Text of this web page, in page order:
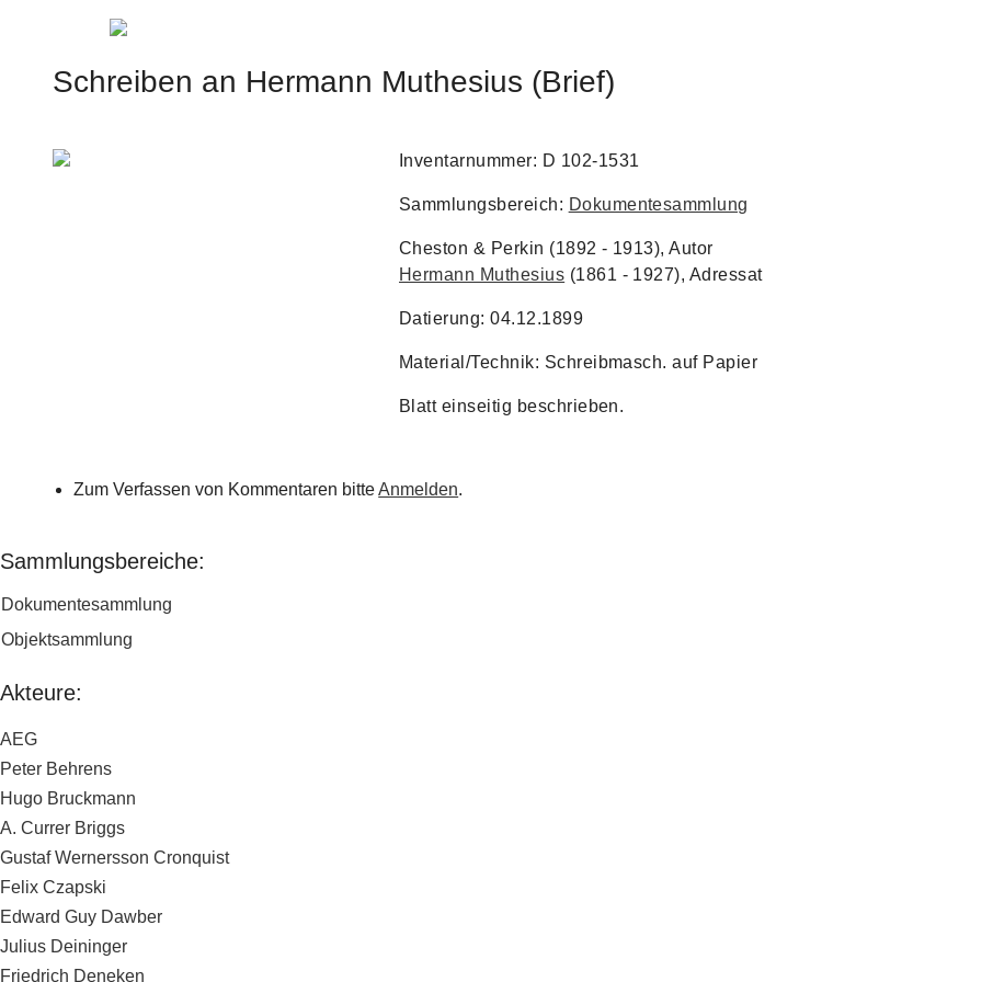
Jump to navigation
Schreiben an Hermann Muthesius (Brief)
Inventarnummer: D 102-1531
Sammlungsbereich: Dokumentesammlung
Cheston & Perkin (1892 - 1913), Autor
Hermann Muthesius (1861 - 1927), Adressat
Datierung: 04.12.1899
Material/Technik: Schreibmasch. auf Papier
Blatt einseitig beschrieben.
Zum Verfassen von Kommentaren bitteAnmelden.
Sammlungsbereiche:
Dokumentesammlung
Objektsammlung
Akteure:
AEG
Peter Behrens
Hugo Bruckmann
A. Currer Briggs
Gustaf Wernersson Cronquist
Felix Czapski
Edward Guy Dawber
Julius Deininger
Friedrich Deneken